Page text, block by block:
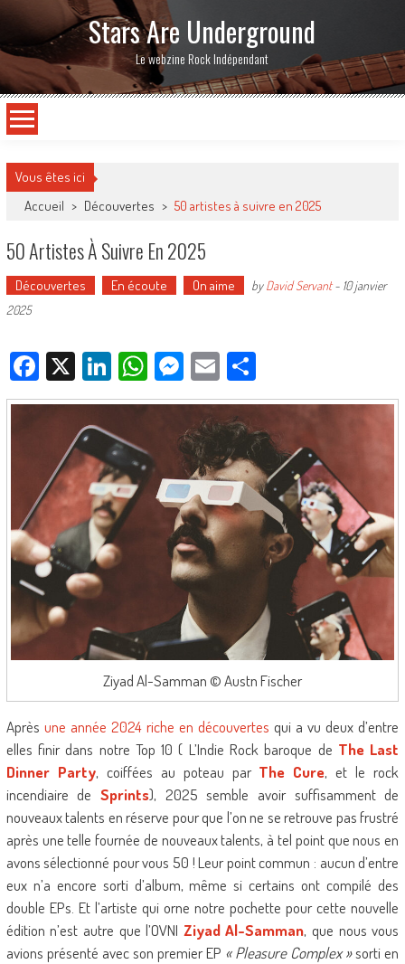
Stars Are Underground
Le webzine Rock Indépendant
Vous êtes ici
Accueil > Découvertes > 50 artistes à suivre en 2025
50 Artistes À Suivre En 2025
Découvertes En écoute On aime byDavid Servant- 10 janvier
2025
Facebook
X LinkedIn
WhatsApp
Messenger
EmailPartager
Ziyad Al-Samman © Austn Fischer
Après une année 2024 riche en découvertes qui a vu deux d’entre
elles finir dans notre Top 10 ( L’Indie Rock baroque de The Last
Dinner Party, coiffées au poteau par The Cure, et le rock
incendiaire deSprints), 2025 semble avoir suffisamment de
nouveaux talents en réserve pour que l’on ne se retrouve pas frustré
après une telle fournée de nouveaux talents, à tel point que nous en
avons sélectionné pour vous 50 ! Leur point commun : aucun d’entre
eux n’a encore sorti d’album, même si certains ont compilé des
double EPs. Et l’artiste qui orne notre pochette pour cette nouvelle
édition n’est autre que l’OVNI Ziyad Al-Samman, que nous vous
avions présenté avec son premier EP « Pleasure Complex »sorti en